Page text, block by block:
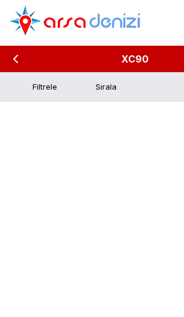
XC90
Filtrele